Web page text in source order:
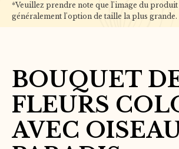
*Veuillez prendre note que l'image du produit
généralement l'option de taille la plus grande.
BOUQUET
FLEURS
AVEC